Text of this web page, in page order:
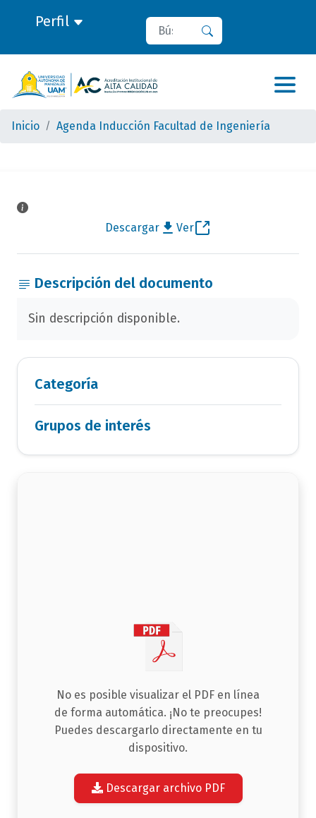
Perfil Buscar
Inicio Agenda Inducción Facultad de Ingeniería
Descargar Ver
Descripción del documento
Sin descripción disponible.
Categoría
Grupos de interés
No es posible visualizar el PDF en línea
de forma automática. ¡No te preocupes!
Puedes descargarlo directamente en tu
dispositivo.
Descargar archivo PDF